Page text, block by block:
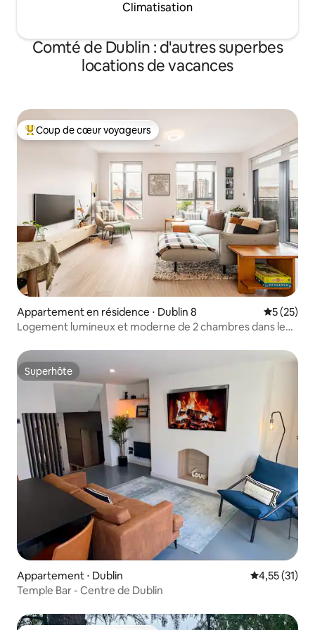
Climatisation
Comté de Dublin : d'autres superbes
locations de vacances
Coups de cœur voyageurs les plus appréciés
Coup de cœur voyageurs
Appartement en résidence ⋅ Dublin 8
5 (25)
Logement lumineux et moderne de 2 chambres dans le
Superhôte
Superhôte
Appartement ⋅ Dublin Évaluation
4,55 (31)
Temple Bar - Centre de Dublin